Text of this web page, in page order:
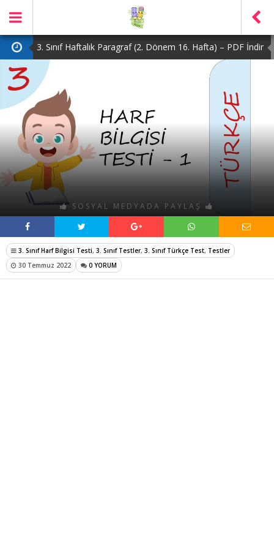
3. Sınıf Haftalık Paragraf (2. Dönem 16. Hafta) – PDF İndir
2. Sınıf Haftalık Paragraf (2. Dönem 16. Hafta) – PDF İndir
1. Sınıf Haftalık Paragraf (2. Dönem 16. Hafta) – PDF İndir
3. Sınıf Haftalık Paragraf (2. Dönem 15. Hafta) – PDF İndir
4. Sınıf Haftalık Paragraf (2. Dönem 16. Hafta) – PDF İndir
3. Sınıf Haftalık Paragraf (2. Dönem 16. Hafta) – PDF İndir
SOSYAL MEDYADA PAYLAŞ
3. Sınıf Harf Bilgisi Testi, 3. Sınıf Testler, 3. Sınıf Türkçe Test, Testler
30 Temmuz 2022
0 YORUM